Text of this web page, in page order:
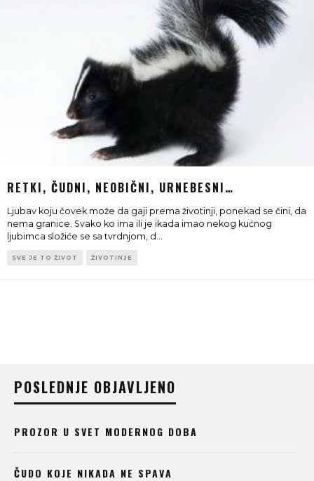
RETKI, ČUDNI, NEOBIČNI, URNEBESNI…
Ljubav koju čovek može da gaji prema životinji, ponekad se čini, da
nema granice. Svako ko ima ili je ikada imao nekog kućnog
ljubimca složiće se sa tvrdnjom, d
SVE JE TO ŽIVOT ŽIVOTINJE
POSLEDNJE OBJAVLJENO
PROZOR U SVET MODERNOG DOBA
ČUDO KOJE NIKADA NE SPAVA